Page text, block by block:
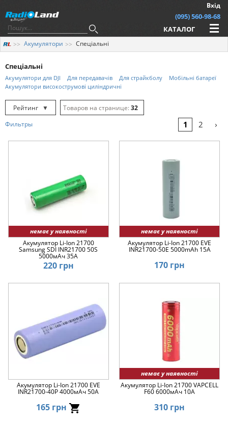
Вхід
(095) 560-98-68
КАТАЛОГ
Акумулятори Спеціальні
Спеціальні
Акумулятори для DJI Для передавачів Для страйкболу
Мобільні батареї
Акумулятори високострумові циліндричні
Рейтинг
▼
Рейтинг
32
Фильтры 1 2 ›
немає у наявності
Акумулятор Li-Ion 21700
Samsung SDI INR21700 50S
5000мАч 35A
220 грн
немає у наявності
Акумулятор Li-Ion 21700 EVE
INR21700-50E 5000mAh 15A
170 грн
Акумулятор Li-Ion 21700 EVE
INR21700-40P 4000мАч 50А
165 грн
немає у наявності
Акумулятор Li-Ion 21700 VAPCELL
F60 6000мАч 10A
310 грн